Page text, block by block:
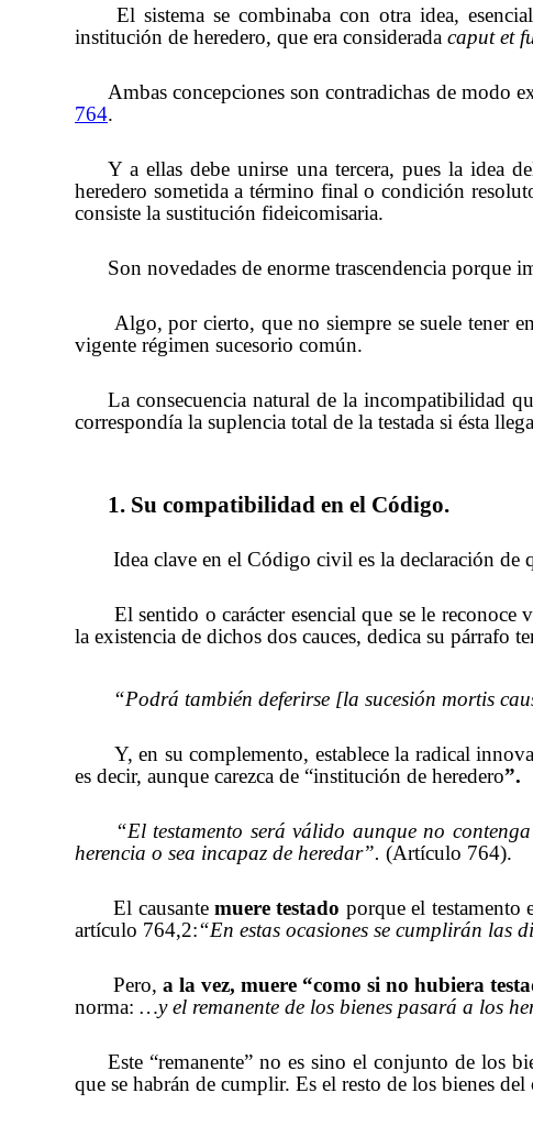
El sistema se combinaba con otra idea,
institución de heredero, que era considerada caput et
Ambas concepciones son contradichas de modo
764.
Y a ellas debe unirse una tercera, pues la idea
heredero sometida a término final o condición
consiste la sustitución fideicomisaria.
Son novedades de enorme trascendencia porque
Algo, por cierto, que no siempre se suele tener
vigente régimen sucesorio común.
La consecuencia natural de la incompatibilidad
correspondía la suplencia total de la testada si ésta
1. Su compatibilidad en el Código.
Idea clave en el Código civil es la declaración de
El sentido o carácter esencial que se le
la existencia de dichos dos cauces, dedica su párrafo
“Podrá también deferirse [la sucesión mortis
Y, en su complemento, establece la radical
es decir, aunque carezca de “institución de heredero”.
“El testamento será válido aunque no
herencia o sea incapaz de heredar”. (Artículo 764).
El causantemuere testado porque el testamento
artículo 764,2:“En estas ocasiones se cumplirán las
Pero,a la vez, muere “como si no hubiera
norma: …y el remanente de los bienes pasará a los
Este “remanente” no es sino el conjunto de los
que se habrán de cumplir. Es el resto de los bienes